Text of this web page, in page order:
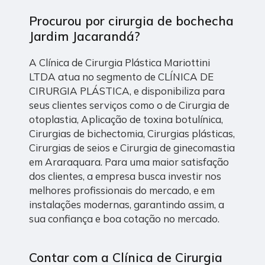
Procurou por cirurgia de bochecha
Jardim Jacarandá?
A Clínica de Cirurgia Plástica Mariottini
LTDA atua no segmento de CLÍNICA DE
CIRURGIA PLÁSTICA, e disponibiliza para
seus clientes serviços como o de Cirurgia de
otoplastia, Aplicação de toxina botulínica,
Cirurgias de bichectomia, Cirurgias plásticas,
Cirurgias de seios e Cirurgia de ginecomastia
em Araraquara. Para uma maior satisfação
dos clientes, a empresa busca investir nos
melhores profissionais do mercado, e em
instalações modernas, garantindo assim, a
sua confiança e boa cotação no mercado.
Contar com a Clínica de Cirurgia